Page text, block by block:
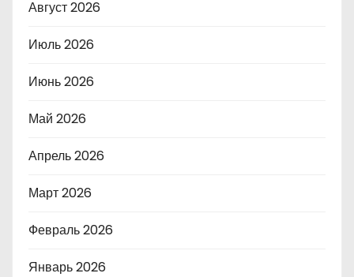
Август 2026
Июль 2026
Июнь 2026
Май 2026
Апрель 2026
Март 2026
Февраль 2026
Январь 2026